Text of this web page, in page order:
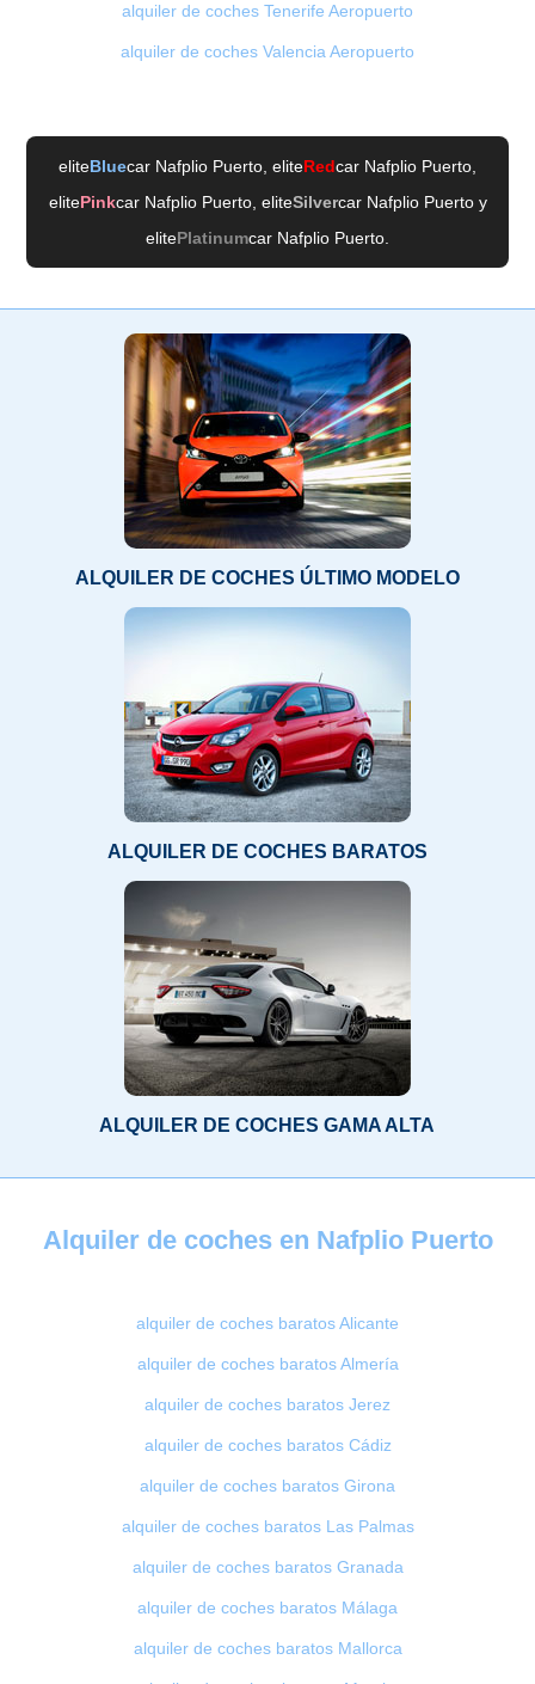
alquiler de coches Tenerife Aeropuerto
alquiler de coches Valencia Aeropuerto
eliteBluecar Nafplio Puerto , eliteRedcar Nafplio Puerto
elitePinkcar Nafplio Puerto, eliteSilvercar Nafplio Puertoy
elitePlatinumcar Nafplio Puerto
ALQUILER DE COCHES ÚLTIMO MODELO
ALQUILER DE COCHES BARATOS
ALQUILER DE COCHES GAMA ALTA
Alquiler de coches en Nafplio Puerto
alquiler de coches baratos Alicante
alquiler de coches baratos Almería
alquiler de coches baratos Jerez
alquiler de coches baratos Cádiz
alquiler de coches baratos Girona
alquiler de coches baratos Las Palmas
alquiler de coches baratos Granada
alquiler de coches baratos Málaga
alquiler de coches baratos Mallorca